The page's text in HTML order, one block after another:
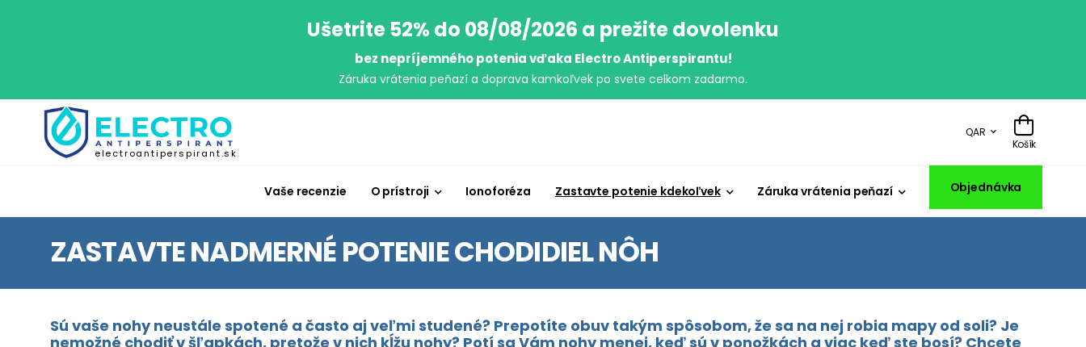
Ušetrite 52% do 08/08/2026 a prežite dovolenku
bez nepríjemného potenia vďaka Electro Antiperspirantu!
Záruka vrátenia peňazí a doprava kamkoľvek po svete celkom zadarmo.
electroantiperspirant.sk
QAR
Košík
Vaše recenzie O prístroji Ionoforéza Zastavte potenie kdekoľvek Záruka vrátenia peňazí Objednávka
ZASTAVTE NADMERNÉ POTENIE CHODIDIEL NÔH
Sú vaše nohy neustále spotené a často aj veľmi studené? Prepotíte obuv takým spôsobom, že sa na nej robia mapy od soli? Je
nemožné chodiť v šľapkách, pretože v nich kĺžu nohy? Potí sa Vám nohy menej, keď sú v ponožkách a viac keď ste bosí? Chcete